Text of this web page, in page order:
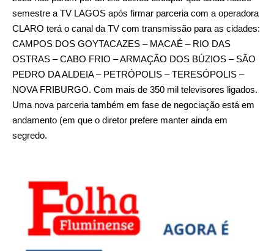
semestre a TV LAGOS após firmar parceria com a operadora
CLARO terá o canal da TV com transmissão para as cidades:
CAMPOS DOS GOYTACAZES – MACAÉ – RIO DAS
OSTRAS – CABO FRIO – ARMAÇÃO DOS BÚZIOS – SÃO
PEDRO DA ALDEIA – PETRÓPOLIS – TERESÓPOLIS –
NOVA FRIBURGO. Com mais de 350 mil televisores ligados.
Uma nova parceria também em fase de negociação está em
andamento (em que o diretor prefere manter ainda em
segredo.